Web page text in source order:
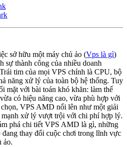
sở hữu một máy chủ ảo (Vps là gì)
sự thành công của nhiều doanh
tim của mọi VPS chính là CPU, bộ
năng xử lý của toàn bộ hệ thống. Tuy
mặt với bài toán khó khăn: làm thế
có hiệu năng cao, vừa phù hợp với
VPS AMD nổi lên như một giải
mạnh xử lý vượt trội với chi phí hợp lý.
phá chi tiết VPS AMD là gì, những
đang thay đổi cuộc chơi trong lĩnh vực
ảo.